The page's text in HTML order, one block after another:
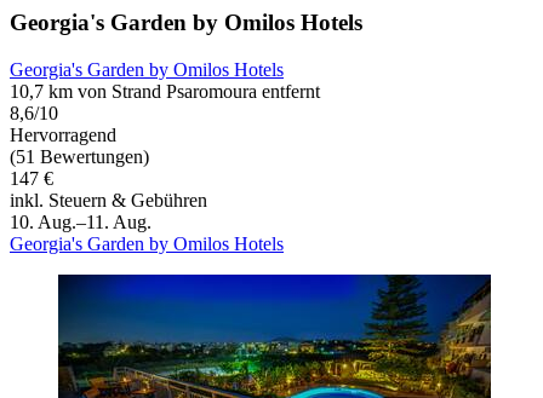
Georgia's Garden by Omilos Hotels
Georgia's Garden by Omilos Hotels
10,7 km von Strand Psaromoura entfernt
8,6/10
Hervorragend
(51 Bewertungen)
147 €
inkl. Steuern & Gebühren
10. Aug.–11. Aug.
Georgia's Garden by Omilos Hotels